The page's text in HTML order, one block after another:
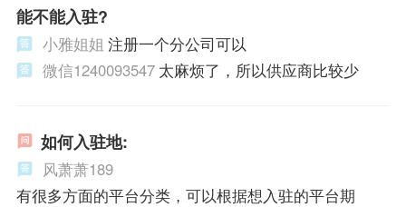
能不能入驻?
小雅姐姐 注册一个分公司可以
微信1240093547 太麻烦了，所以供应商比较少
如何入驻地:
风萧萧189
有很多方面的平台分类，可以根据想入驻的平台期